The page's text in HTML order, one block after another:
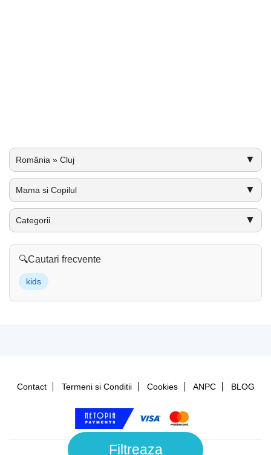
România » Cluj ▼
Mama si Copilul ▼
Categorii ▼
🔍Cautari frecvente
kids
Filtreaza
Contact Termeni si Conditii Cookies ANPC BLOG